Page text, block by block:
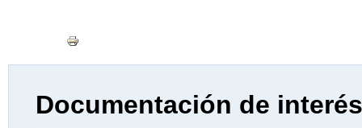
Documentación de